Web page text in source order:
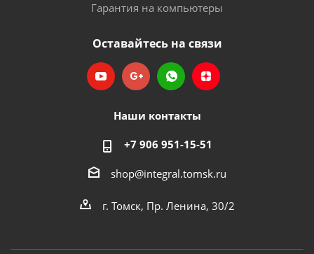
Гарантия на компьютеры
Оставайтесь на связи
Наши контакты
+7 906 951-15-51
shop@integral.tomsk.ru
г. Томск, Пр. Ленина, 30/2